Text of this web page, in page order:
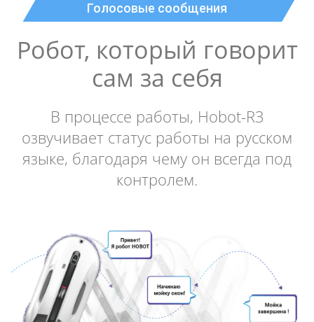
Голосовые сообщения
Робот, который говорит
сам за себя
В процессе работы, Ноbot-R3
озвучивает статус работы на русском
языке, благодаря чему он всегда под
контролем.